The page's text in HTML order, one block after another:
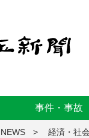
事件・事故
経済・社会